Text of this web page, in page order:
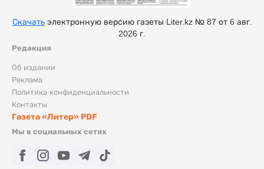
Редакция
Об издании
Реклама
Политика конфиденциальности
Контакты
Газета «Литер» PDF
Мы в социальных сетях
Скачатьэлектронную версию газеты Liter.kz № 87 от 6 авг.
2026 г.